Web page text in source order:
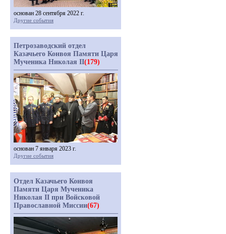
основан 28 сентября 2022 г.
Другие события
Петрозаводский отдел
Казачьего Конвоя Памяти Царя
Мученика Николая II(179)
основан 7 января 2023 г.
Другие события
Отдел Казачьего Конвоя
Памяти Царя Мученика
Николая II при Войсковой
Православной Миссии(67)